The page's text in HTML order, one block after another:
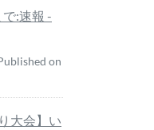
で:速報 -
on
大会】い